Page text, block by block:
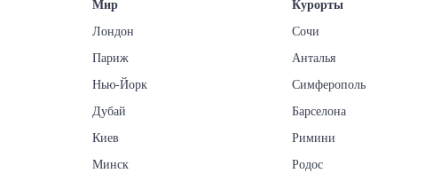
Мир
Лондон
Париж
Нью-Йорк
Дубай
Киев
Минск
Курорты
Сочи
Анталья
Симферополь
Барселона
Римини
Родос